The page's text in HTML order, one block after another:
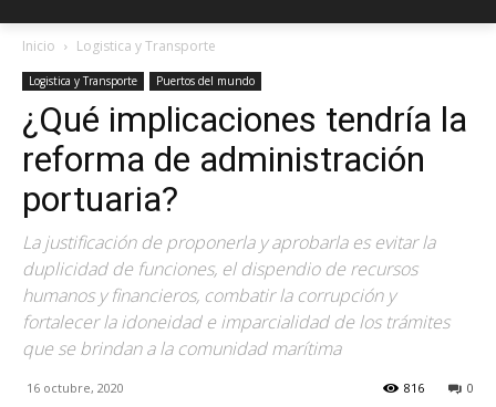
Inicio Logistica y Transporte
Logistica y Transporte Puertos del mundo
¿Qué implicaciones tendría la
reforma de administración
portuaria?
La justificación de proponerla y aprobarla es evitar la
duplicidad de funciones, el dispendio de recursos
humanos y financieros, combatir la corrupción y
fortalecer la idoneidad e imparcialidad de los trámites
que se brindan a la comunidad marítima
16 octubre, 2020 0
816